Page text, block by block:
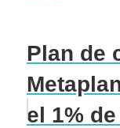
Plan de
el 1%